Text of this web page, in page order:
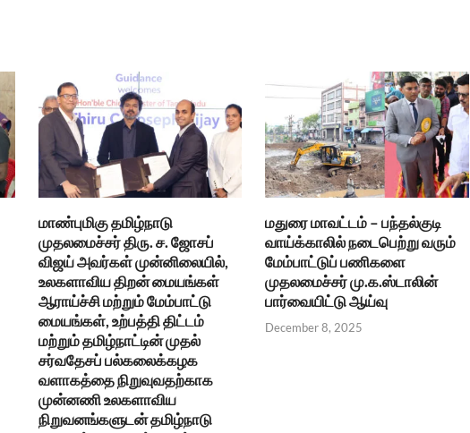
மாண்புமிகு தமிழ்நாடு
முதலமைச்சர் திரு. ச. ஜோசப்
விஜய் அவர்கள் முன்னிலையில்,
உலகளாவிய திறன் மையங்கள்
ஆராய்ச்சி மற்றும் மேம்பாட்டு
மையங்கள், உற்பத்தி திட்டம்
மற்றும் தமிழ்நாட்டின் முதல்
சர்வதேசப் பல்கலைக்கழக
வளாகத்தை நிறுவுவதற்காக
முன்னணி உலகளாவிய
நிறுவனங்களுடன் தமிழ்நாடு
மதுரை மாவட்டம் – பந்தல்குடி
வாய்க்காலில் நடைபெற்று வரும்
மேம்பாட்டுப் பணிகளை
முதலமைச்சர் மு.க.ஸ்டாலின்
பார்வையிட்டு ஆய்வு
December 8, 2025